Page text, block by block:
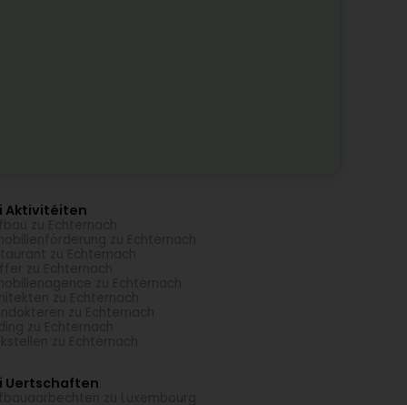
Aktivitéiten
Uertschaften